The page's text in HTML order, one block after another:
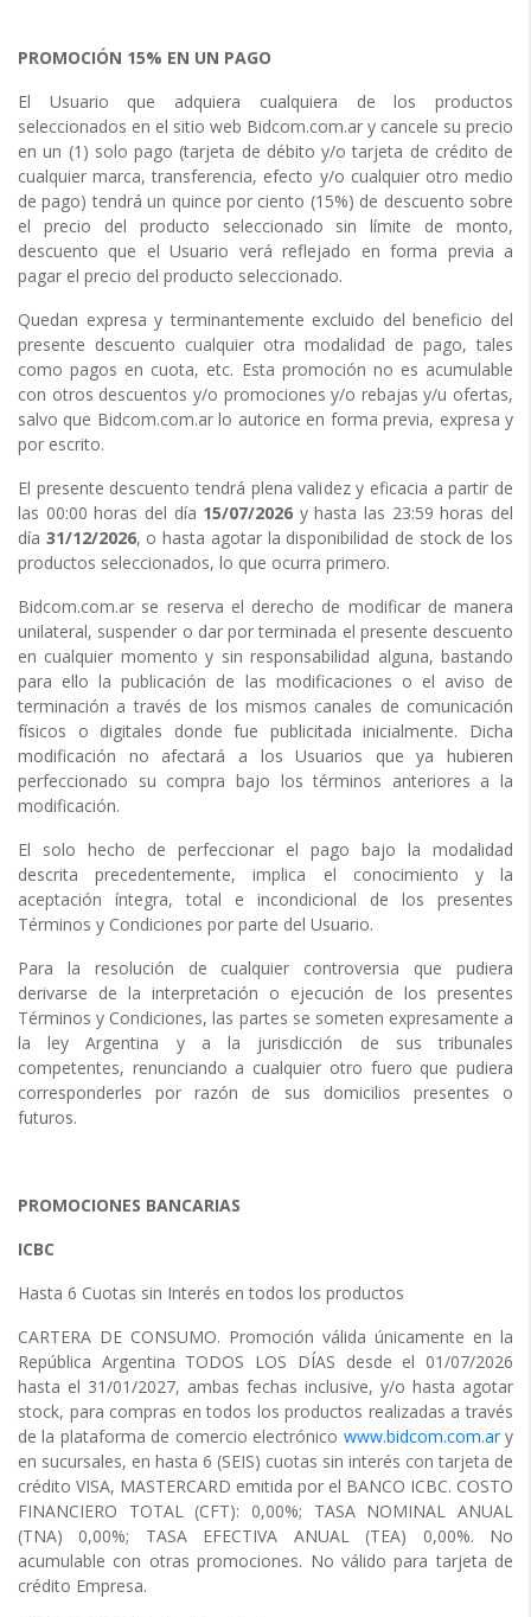
PROMOCIÓN 15% EN UN PAGO
El Usuario que adquiera cualquiera de los productos
seleccionados en el sitio web Bidcom.com.ar y cancele su precio
en un (1) solo pago (tarjeta de débito y/o tarjeta de crédito de
cualquier marca, transferencia, efecto y/o cualquier otro medio
de pago) tendrá un quince por ciento (15%) de descuento sobre
el precio del producto seleccionado sin límite de monto,
descuento que el Usuario verá reflejado en forma previa a
pagar el precio del producto seleccionado.
Quedan expresa y terminantemente excluido del beneficio del
presente descuento cualquier otra modalidad de pago, tales
como pagos en cuota, etc. Esta promoción no es acumulable
con otros descuentos y/o promociones y/o rebajas y/u ofertas,
salvo que Bidcom.com.ar lo autorice en forma previa, expresa y
por escrito.
El presente descuento tendrá plena validez y eficacia a partir de
las 00:00 horas del día 15/07/2026 y hasta las 23:59 horas del
día 31/12/2026, o hasta agotar la disponibilidad de stock de los
productos seleccionados, lo que ocurra primero.
Bidcom.com.ar se reserva el derecho de modificar de manera
unilateral, suspender o dar por terminada el presente descuento
en cualquier momento y sin responsabilidad alguna, bastando
para ello la publicación de las modificaciones o el aviso de
terminación a través de los mismos canales de comunicación
físicos o digitales donde fue publicitada inicialmente. Dicha
modificación no afectará a los Usuarios que ya hubieren
perfeccionado su compra bajo los términos anteriores a la
modificación.
El solo hecho de perfeccionar el pago bajo la modalidad
descrita precedentemente, implica el conocimiento y la
aceptación íntegra, total e incondicional de los presentes
Términos y Condiciones por parte del Usuario.
Para la resolución de cualquier controversia que pudiera
derivarse de la interpretación o ejecución de los presentes
Términos y Condiciones, las partes se someten expresamente a
la ley Argentina y a la jurisdicción de sus tribunales
competentes, renunciando a cualquier otro fuero que pudiera
corresponderles por razón de sus domicilios presentes o
futuros.
PROMOCIONES BANCARIAS
ICBC
Hasta 6 Cuotas sin Interés en todos los productos
CARTERA DE CONSUMO. Promoción válida únicamente en la
República Argentina TODOS LOS DÍAS desde el 01/07/2026
hasta el 31/01/2027, ambas fechas inclusive, y/o hasta agotar
stock, para compras en todos los productos realizadas a través
de la plataforma de comercio electrónico www.bidcom.com.ary
en sucursales, en hasta 6 (SEIS) cuotas sin interés con tarjeta de
crédito VISA, MASTERCARD emitida por el BANCO ICBC. COSTO
FINANCIERO TOTAL (CFT): 0,00%; TASA NOMINAL ANUAL
(TNA) 0,00%; TASA EFECTIVA ANUAL (TEA) 0,00%. No
acumulable con otras promociones. No válido para tarjeta de
crédito Empresa.